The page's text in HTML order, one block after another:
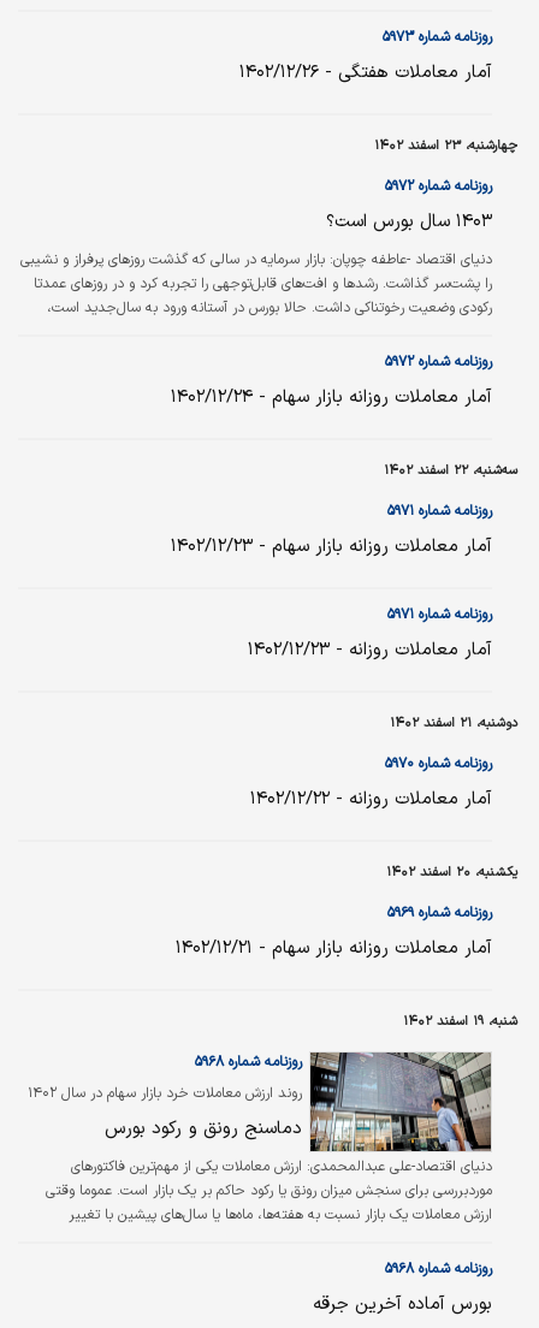
اردیبهشت‌ماه رفته‌رفته کاهش یابد. عملکرد بازار
روزنامه شماره ۵۹۷۳
آمار معاملات هفتگی - ۱۴۰۲/۱۲/۲۶
چهارشنبه، ۲۳ اسفند ۱۴۰۲
روزنامه شماره ۵۹۷۲
۱۴۰۳ سال ‌بورس است؟
دنیای اقتصاد -عاطفه چوپان: بازار سرمایه در سالی که گذشت روزهای پرفراز و نشیبی
را پشت‌سر گذاشت. رشدها و افت‌‌‌‌‌های قابل‌توجهی را تجربه کرد و در روزهای عمدتا
رکودی وضعیت رخوتناکی داشت. حالا بورس در آستانه ورود به سال‌جدید است،
سال‌جدید دارد.
روزنامه شماره ۵۹۷۲
آمار معاملات روزانه بازار سهام - ۱۴۰۲/۱۲/۲۴
سه‌شنبه، ۲۲ اسفند ۱۴۰۲
روزنامه شماره ۵۹۷۱
آمار معاملات روزانه بازار سهام - ۱۴۰۲/۱۲/۲۳
روزنامه شماره ۵۹۷۱
آمار معاملات روزانه - ۱۴۰۲/۱۲/۲۳
دوشنبه، ۲۱ اسفند ۱۴۰۲
روزنامه شماره ۵۹۷۰
آمار معاملات روزانه - ۱۴۰۲/۱۲/۲۲
یکشنبه، ۲۰ اسفند ۱۴۰۲
روزنامه شماره ۵۹۶۹
آمار معاملات روزانه بازار سهام - ۱۴۰۲/۱۲/۲۱
شنبه، ۱۹ اسفند ۱۴۰۲
روند ارزش معاملات خرد بازار سهام در سال ۱۴۰۲
بررسی شد
روزنامه شماره ۵۹۶۸
دماسنج رونق و رکود بورس
دنیای اقتصاد-علی عبدالمحمدی: ارزش معاملات یکی از مهم‌ترین فاکتورهای
موردبررسی برای سنجش میزان رونق یا رکود حاکم بر یک بازار است. عموما وقتی
ارزش معاملات یک بازار نسبت به هفته‌ها، ماه‌ها یا سال‌های پیشین با تغییر
موردنظر، تفاوت معناداری با دوران پیشین دارد. در بازار سهام نیز از فاکتور ارزش
روزنامه شماره ۵۹۶۸
بورس آماده آخرین جرقه